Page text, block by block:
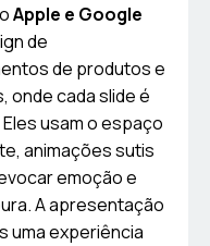
Apple e Google
de
de produtos e
onde cada slide é
usam o espaço
animações sutis
emoção e
A apresentação
uma experiência